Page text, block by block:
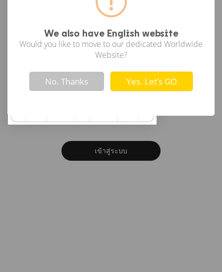
We also have English website
Would you like to move to our dedicated Worldwide
Website?
! Not valid!
No. Thanks Yes. Let’s GO
or
รหัสผ่าน